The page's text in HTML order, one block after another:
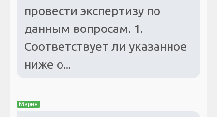
провести экспертизу по
данным вопросам. 1.
Соответствует ли указанное
ниже о...
Мария